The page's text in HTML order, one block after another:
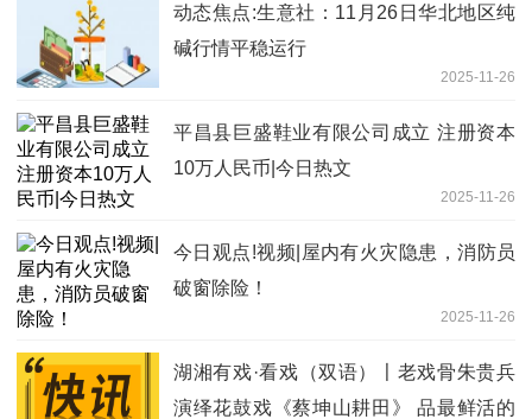
动态焦点:生意社：11月26日华北地区纯
碱行情平稳运行
2025-11-26
平昌县巨盛鞋业有限公司成立 注册资本
10万人民币|今日热文
2025-11-26
今日观点!视频|屋内有火灾隐患，消防员
破窗除险！
2025-11-26
湖湘有戏·看戏（双语）〡老戏骨朱贵兵
演绎花鼓戏《蔡坤山耕田》 品最鲜活的